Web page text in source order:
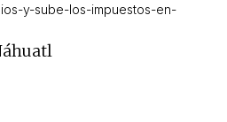
y-sube-los-impuestos-en-